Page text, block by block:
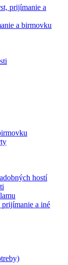
prijímanie a
a birmovku
hostí
a iné